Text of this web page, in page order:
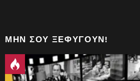
ΜΗΝ ΣΟΥ ΞΕΦΎΓΟΥΝ!